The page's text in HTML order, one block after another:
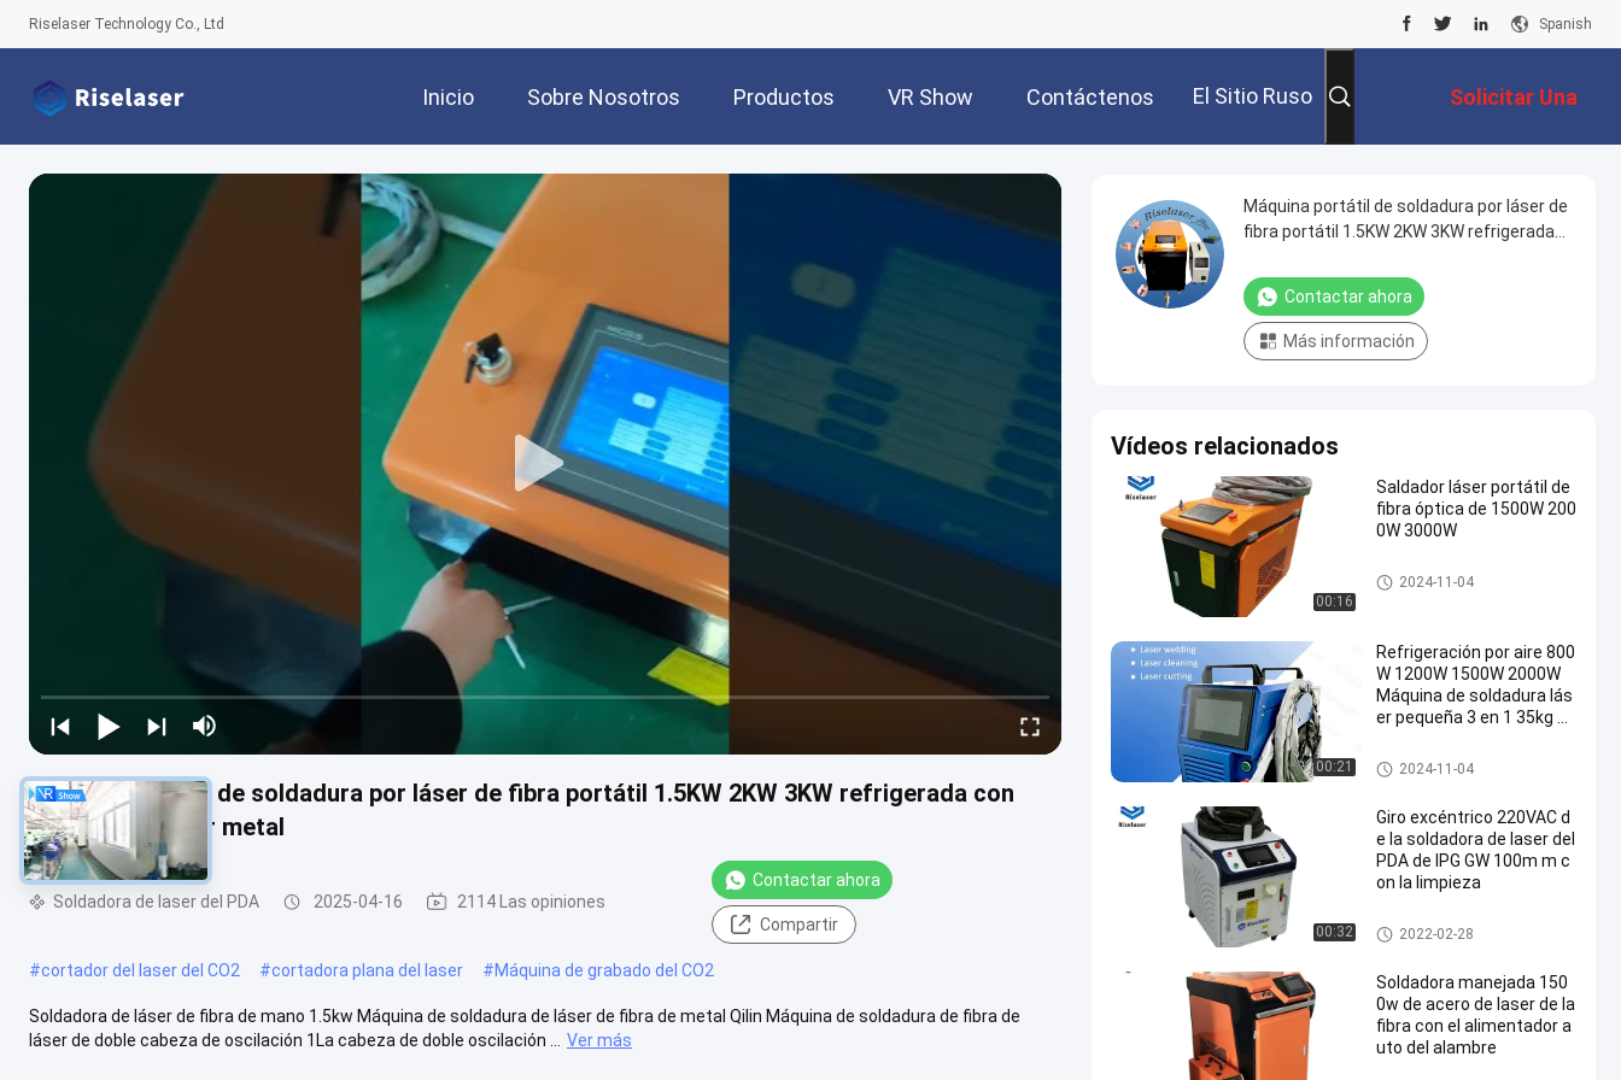
Riselaser Technology Co., Ltd Spanish
Inicio Sobre Nosotros Productos VR Show Contáctenos El Sitio Ruso Solicitar Una
Cotización
Máquina portátil de soldadura por láser de fibra portátil 1.5KW 2KW 3KW refrigerada con
agua para soldar metal
Soldadora de laser del PDA 2025-04-16 2114 Las opiniones
Contactar ahora
Compartir
#cortador del laser del CO2 #cortadora plana del laser #Máquina de grabado del CO2
Soldadora de láser de fibra de mano 1.5kw Máquina de soldadura de láser de fibra de metal Qilin Máquina de soldadura de fibra de
láser de doble cabeza de oscilación 1La cabeza de doble oscilación ...
Ver más
Máquina portátil de soldadura por láser de
fibra portátil 1.5KW 2KW 3KW refrigerada
Contactar ahora
Más información
Vídeos relacionados
00:16
Saldador láser portátil de
fibra óptica de 1500W 200
0W 3000W
Soldadora de laser del PDA
2024-11-04
00:21
Refrigeración por aire 800
W 1200W 1500W 2000W
Máquina de soldadura lás
er pequeña 3 en 1 35kg pa
ales
Soldadora de laser del PDA
2024-11-04
00:32
Giro excéntrico 220VAC d
e la soldadora de laser del
PDA de IPG GW 100m m c
on la limpieza
Soldadora de laser del PDA
2022-02-28
Soldadora manejada 150
0w de acero de laser de la
fibra con el alimentador a
uto del alambre